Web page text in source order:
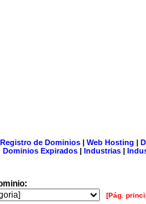
Registro de Dominios| Web Hosting |
Dominios Expirados | Industrias |
[Pág.